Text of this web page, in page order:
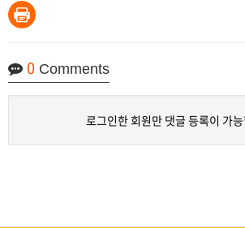
0 Comments
로그인한 회원만 댓글 등록이 가능